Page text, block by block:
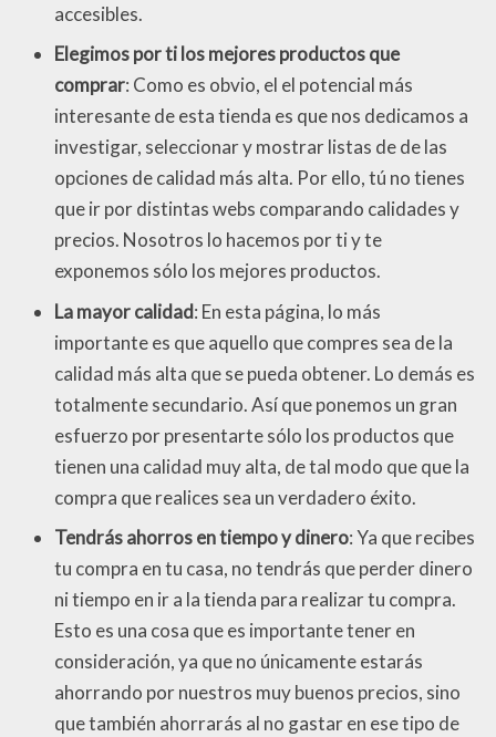
accesibles.
Elegimos por ti los mejores productos que
comprar: Como es obvio, el el potencial más
interesante de esta tienda es que nos dedicamos a
investigar, seleccionar y mostrar listas de de las
opciones de calidad más alta. Por ello, tú no tienes
que ir por distintas webs comparando calidades y
precios. Nosotros lo hacemos por ti y te
exponemos sólo los mejores productos.
La mayor calidad: En esta página, lo más
importante es que aquello que compres sea de la
calidad más alta que se pueda obtener. Lo demás es
totalmente secundario. Así que ponemos un gran
esfuerzo por presentarte sólo los productos que
tienen una calidad muy alta, de tal modo que que la
compra que realices sea un verdadero éxito.
Tendrás ahorros en tiempo y dinero: Ya que recibes
tu compra en tu casa, no tendrás que perder dinero
ni tiempo en ir a la tienda para realizar tu compra.
Esto es una cosa que es importante tener en
consideración, ya que no únicamente estarás
ahorrando por nuestros muy buenos precios, sino
que también ahorrarás al no gastar en ese tipo de